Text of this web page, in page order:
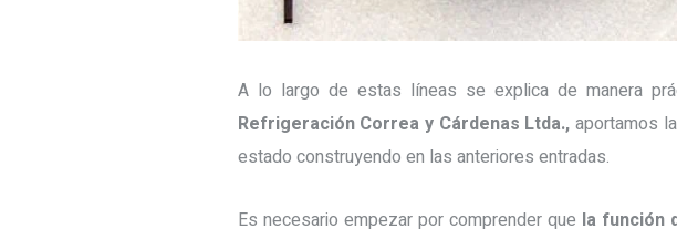
A lo largo de estas líneas se explica de manera
Refrigeración Correa y Cárdenas Ltda., aportamos
estado construyendo en las anteriores entradas.
Es necesario empezar por comprender que la función